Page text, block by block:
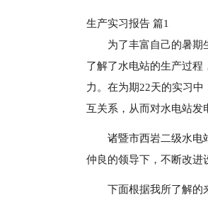
生产实习报告 篇1
为了丰富自己的暑期
了解了水电站的生产过
力。在为期22天的实习
互关系，从而对水电站发
诸暨市西岩二级水电
仲良的领导下，不断改进
下面根据我所了解的